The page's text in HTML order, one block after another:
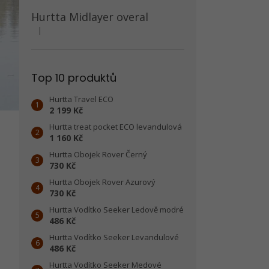
Hurtta Midlayer overal
Hodnocení produktu je 5 z 5 hvězdiček.
|
Top 10 produktů
Hurtta Travel ECO
2 199 Kč
Hurtta treat pocket ECO levandulová
1 160 Kč
Hurtta Obojek Rover Černý
730 Kč
Hurtta Obojek Rover Azurový
730 Kč
Hurtta Vodítko Seeker Ledově modré
486 Kč
Hurtta Vodítko Seeker Levandulové
486 Kč
Hurtta Vodítko Seeker Medové